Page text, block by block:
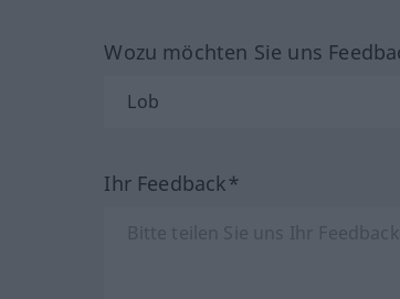
Wozu möchten Sie uns
Ihr Feedback*